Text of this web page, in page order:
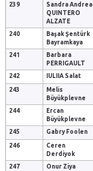
239
Sandra Andrea
QUINTERO
ALZATE
240
Başak Şentürk
Bayramkaya
241
Barbara
PERRIGAULT
242 IULIIA Salat
243
Melis
Büyükplevne
244
Ercan
Büyükplevne
245 Gabry Foolen
246
Ceren
Derdiyok
247
Onur Ziya